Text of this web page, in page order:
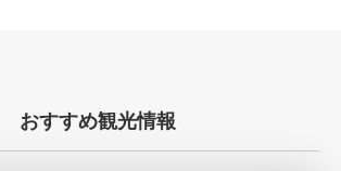
おすすめ観光情報